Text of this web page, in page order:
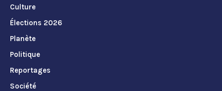
Culture
Élections 2026
Planète
Politique
Reportages
Société